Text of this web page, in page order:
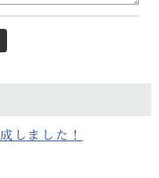
しました！